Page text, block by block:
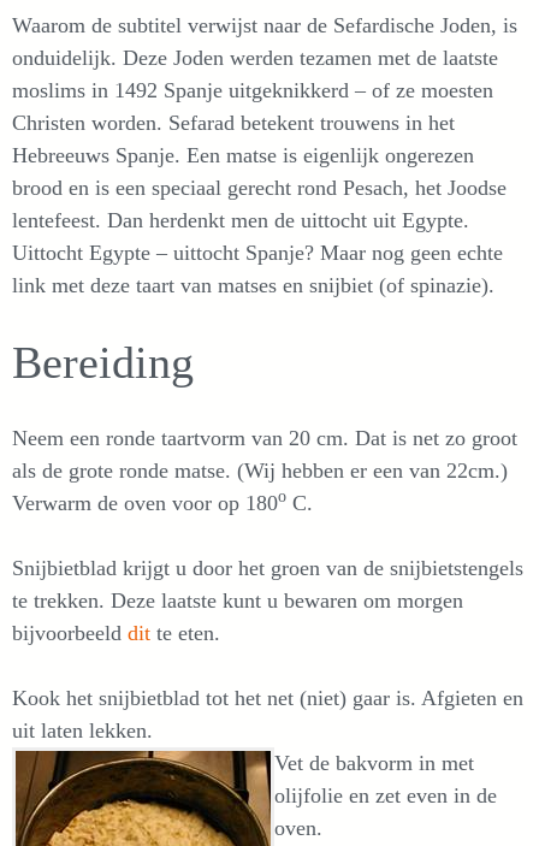
Waarom de subtitel verwijst naar de Sefardische Joden, is
onduidelijk. Deze Joden werden tezamen met de laatste
moslims in 1492 Spanje uitgeknikkerd – of ze moesten
Christen worden. Sefarad betekent trouwens in het
Hebreeuws Spanje. Een matse is eigenlijk ongerezen
brood en is een speciaal gerecht rond Pesach, het Joodse
lentefeest. Dan herdenkt men de uittocht uit Egypte.
Uittocht Egypte – uittocht Spanje? Maar nog geen echte
link met deze taart van matses en snijbiet (of spinazie).
Bereiding
Neem een ronde taartvorm van 20 cm. Dat is net zo groot
als de grote ronde matse. (Wij hebben er een van 22cm.)
Verwarm de oven voor op 180o C.
Snijbietblad krijgt u door het groen van de snijbietstengels
te trekken. Deze laatste kunt u bewaren om morgen
bijvoorbeeld dit te eten.
Kook het snijbietblad tot het net (niet) gaar is. Afgieten en
uit laten lekken.
Vet de bakvorm in met
olijfolie en zet even in de
oven.